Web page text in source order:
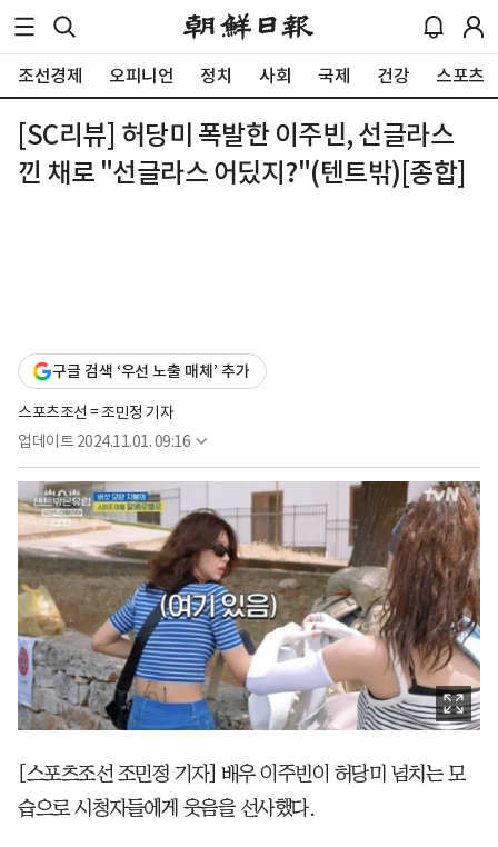
조선경제 오피니언 정치 사회 국제 건강 스포츠
[SC리뷰] 허당미 폭발한 이주빈, 선글라스
낀 채로 "선글라스 어딨지?"(텐트밖)[종합]
구글 검색 ‘우선 노출 매체’ 추가
스포츠조선 = 조민정 기자
업데이트 2024.11.01. 09:16
[스포츠조선 조민정 기자] 배우 이주빈이 허당미 넘치는 모
습으로 시청자들에게 웃음을 선사했다.